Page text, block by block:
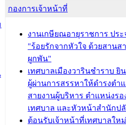
น้ำดื่มแก่ผู้พักอาศัย ณ ศูนย์พัก
กองสวัสดิการสังคม เทศบาลเ
วารินชำราบ จัดโครงการอบ
ระยะสั้น ประจำปี 2568 (หลัก
ถักทอผลิตภัณฑ์จากถุงพลาส
บทความ อื่นๆ ...
กองการเจ้าหน้าที่
งานเกษียณอายุราชการ ประ
"ร้อยรักจากหัวใจ ด้วยสานส
ผูกพัน"
เทศบาลเมืองวารินชำราบ ยิ
ผู้ผ่านการสรรหาให้ดำรงตำ
สายงานผู้บริหาร ตำแหน่งรอ
เทศบาล และหัวหน้าสำนักป
ต้อนรับเจ้าหน้าที่เทศบาลให